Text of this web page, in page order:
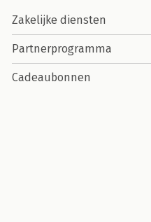
Zakelijke diensten
Partnerprogramma
Cadeaubonnen